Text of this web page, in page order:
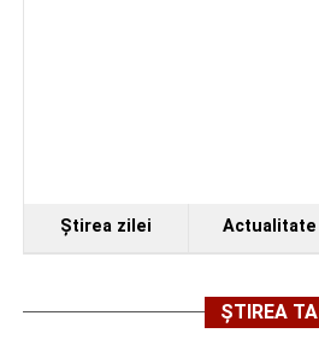
Ştirea zilei Actualitate
ȘTIREA TA